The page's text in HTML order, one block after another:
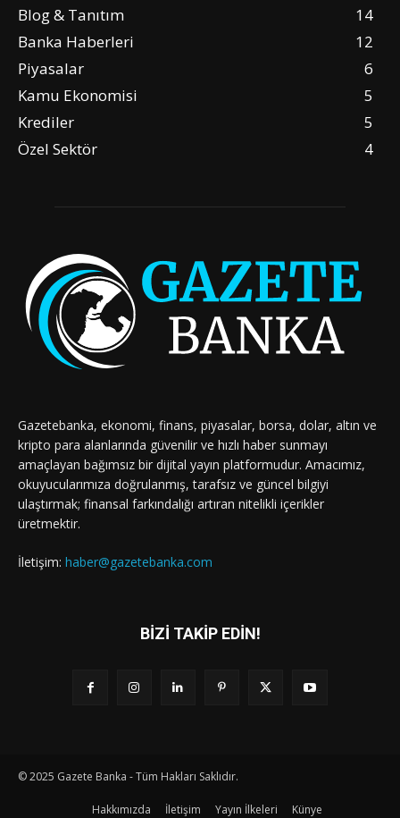
Blog & Tanıtım
14
Banka Haberleri
12
Piyasalar
6
Kamu Ekonomisi
5
Krediler
5
Özel Sektör
4
Gazetebanka, ekonomi, finans, piyasalar, borsa, dolar, altın ve
kripto para alanlarında güvenilir ve hızlı haber sunmayı
amaçlayan bağımsız bir dijital yayın platformudur. Amacımız,
okuyucularımıza doğrulanmış, tarafsız ve güncel bilgiyi
ulaştırmak; finansal farkındalığı artıran nitelikli içerikler
üretmektir.
İletişim: haber@gazetebanka.com
BİZİ TAKİP EDİN!
© 2025 Gazete Banka - Tüm Hakları Saklıdır.
Hakkımızda İletişim Yayın İlkeleri Künye